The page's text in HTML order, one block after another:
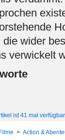
die wider
verwickelt
ist 41 mal verfügbar
Filme > Action &